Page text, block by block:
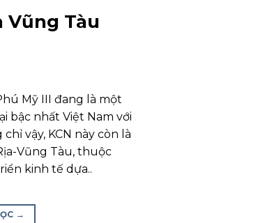
Vũng Tàu
Mỹ III đang là một
bậc nhất Việt Nam với
vậy, KCN này còn là
Vũng Tàu, thuộc
kinh tế dựa..
→